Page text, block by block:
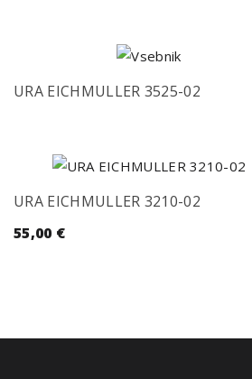
URA EICHMULLER 3525-02
URA EICHMULLER 3210-02
55,00 €